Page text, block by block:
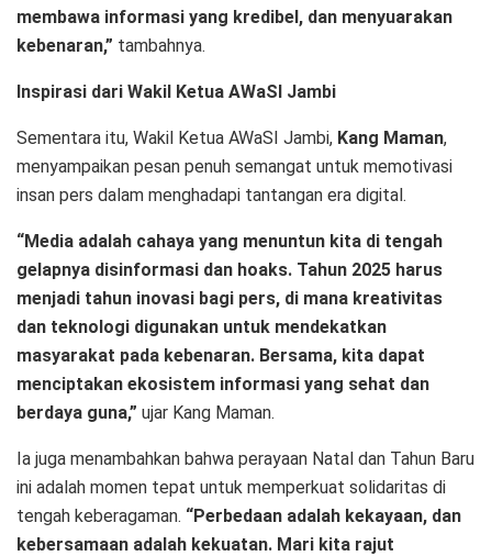
membawa informasi yang kredibel, dan menyuarakan
kebenaran,” tambahnya.
Inspirasi dari Wakil Ketua AWaSI Jambi
Sementara itu, Wakil Ketua AWaSI Jambi, Kang Maman,
menyampaikan pesan penuh semangat untuk memotivasi
insan pers dalam menghadapi tantangan era digital.
“Media adalah cahaya yang menuntun kita di tengah
gelapnya disinformasi dan hoaks. Tahun 2025 harus
menjadi tahun inovasi bagi pers, di mana kreativitas
dan teknologi digunakan untuk mendekatkan
masyarakat pada kebenaran. Bersama, kita dapat
menciptakan ekosistem informasi yang sehat dan
berdaya guna,” ujar Kang Maman.
Ia juga menambahkan bahwa perayaan Natal dan Tahun Baru
ini adalah momen tepat untuk memperkuat solidaritas di
tengah keberagaman. “Perbedaan adalah kekayaan, dan
kebersamaan adalah kekuatan. Mari kita rajut